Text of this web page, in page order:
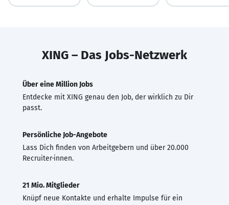
XING – Das Jobs-Netzwerk
Über eine Million Jobs
Entdecke mit XING genau den Job, der wirklich zu Dir
passt.
Persönliche Job-Angebote
Lass Dich finden von Arbeitgebern und über 20.000
Recruiter·innen.
21 Mio. Mitglieder
Knüpf neue Kontakte und erhalte Impulse für ein